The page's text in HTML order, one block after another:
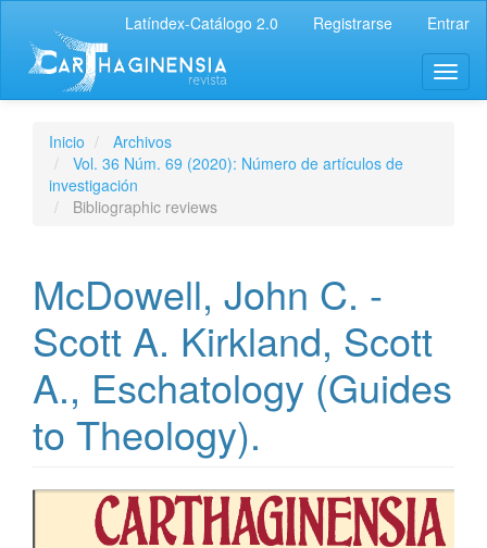
Latíndex-Catálogo 2.0 Registrarse Entrar
Inicio
Archivos
Vol. 36 Núm. 69 (2020): Número de artículos de
investigación
Bibliographic reviews
McDowell, John C. -
Scott A. Kirkland, Scott
A., Eschatology (Guides
to Theology).